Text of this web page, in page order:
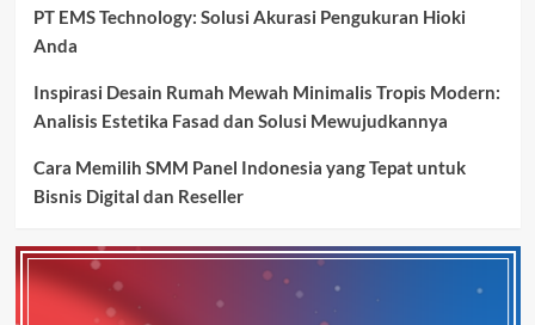
PT EMS Technology: Solusi Akurasi Pengukuran Hioki
Anda
Inspirasi Desain Rumah Mewah Minimalis Tropis Modern:
Analisis Estetika Fasad dan Solusi Mewujudkannya
Cara Memilih SMM Panel Indonesia yang Tepat untuk
Bisnis Digital dan Reseller